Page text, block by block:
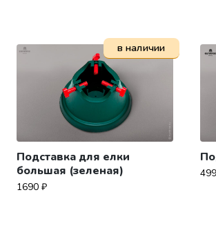
Подставка для елки
большая (зеленая)
1690₽
в наличии